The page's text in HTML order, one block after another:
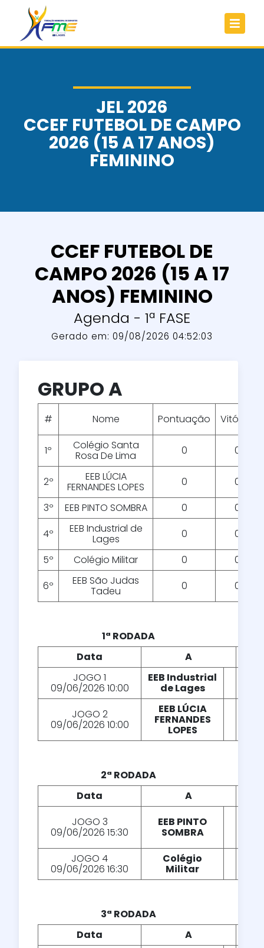
JEL 2026
CCEF FUTEBOL DE CAMPO
2026 (15 A 17 ANOS)
FEMININO
CCEF FUTEBOL DE
CAMPO 2026 (15 A 17
ANOS) FEMININO
Agenda - 1ª FASE
Gerado em: 09/08/2026 04:52:03
GRUPO A
# Nome Pontuação Vitórias
1º Colégio Santa
Rosa De Lima 0 0
2º EEB LÚCIA
FERNANDES LOPES 0
0
3º
EEB PINTO SOMBRA 0
0
4º
EEB Industrial de
Lages 0
0
5º
Colégio Militar 0
0
6º
EEB São Judas
Tadeu 0 0
1ª RODADA
Data
A
JOGO 1
09/06/2026 10:00
EEB Industrial
de Lages
JOGO 2
09/06/2026 10:00
EEB LÚCIA
FERNANDES
LOPES
2ª RODADA
Data
A
JOGO 3
09/06/2026 15:30
EEB PINTO
SOMBRA
JOGO 4
09/06/2026 16:30
Colégio
Militar
3ª RODADA
Data
A